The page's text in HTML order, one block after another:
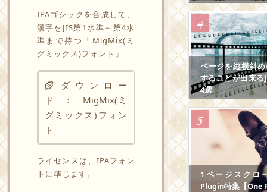
IPAゴシックを合成して、
漢字をJIS第1水準～第4水
準まで持つ「MigMix(ミ
グミックス)フォント」
ダウンロー
ド ： MigMix(ミ
グミックス)フォン
ト
ライセンスは、IPAフォン
トに準じます。
ページを縦横斜
することが出来
4選
1ページスクロ
Plugin特集【One